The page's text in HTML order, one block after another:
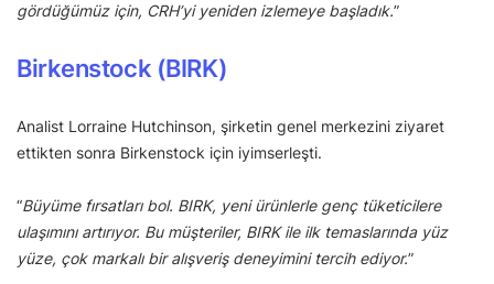
gördüğümüz için, CRH’yi yeniden izlemeye başladık.”
Birkenstock (BIRK)
Analist Lorraine Hutchinson, şirketin genel merkezini ziyaret
ettikten sonra Birkenstock için iyimserleşti.
“Büyüme fırsatları bol. BIRK, yeni ürünlerle genç tüketicilere
ulaşımını artırıyor. Bu müşteriler, BIRK ile ilk temaslarında yüz
yüze, çok markalı bir alışveriş deneyimini tercih ediyor.”